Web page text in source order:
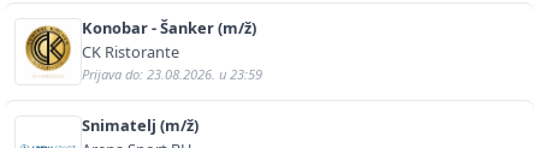
Konobar - Šanker (m/ž)
CK Ristorante
Prijava do: 23.08.2026. u 23:59
Snimatelj (m/ž)